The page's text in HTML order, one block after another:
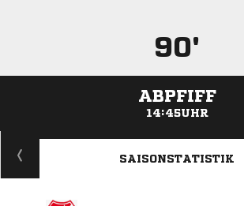
90'
ABPFIFF
14:45UHR
ANZEIGE
SAISONSTATISTIK